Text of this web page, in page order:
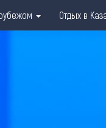
Отдых в